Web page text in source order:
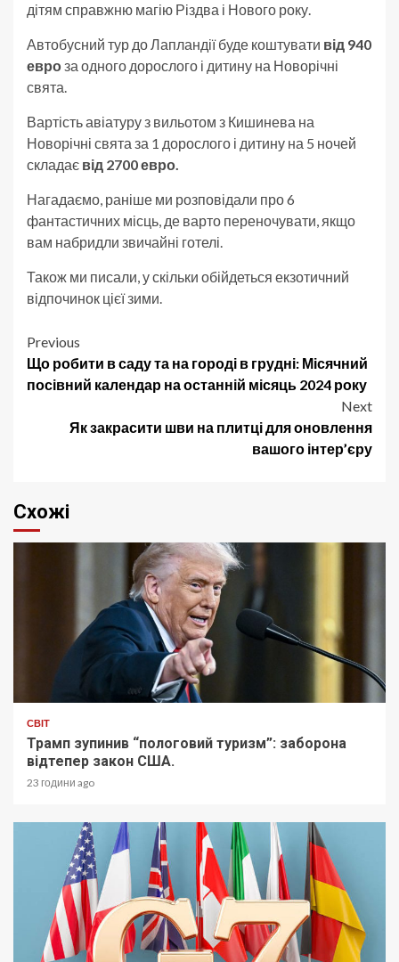
дітям справжню магію Різдва і Нового року.
Автобусний тур до Лапландії буде коштувати від 940
евроза одного дорослого і дитину на Новорічні
свята.
Вартість авіатуру з вильотом з Кишинева на
Новорічні свята за 1 дорослого і дитину на 5 ночей
складає від 2700 евро.
Нагадаємо, раніше ми розповідали про 6
фантастичних місць, де варто переночувати, якщо
вам набридли звичайні готелі.
Також ми писали, у скільки обійдеться екзотичний
відпочинок цієї зими.
Post
navigation
Previous
Що робити в саду та на городі в грудні: Місячний
посівний календар на останній місяць 2024 року
Next
Як закрасити шви на плитці для оновлення
вашого інтер’єру
Схожі
СВІТ
Трамп зупинив “пологовий туризм”: заборона
відтепер закон США.
23 години ago